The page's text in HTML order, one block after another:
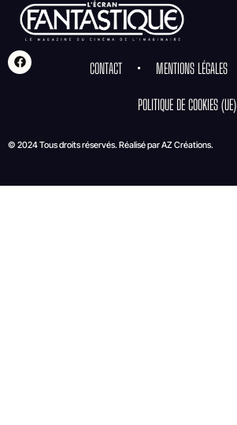
CONTACT MENTIONS LÉGALES
POLITIQUE DE COOKIES (UE)
© 2024 Tous droits réservés. Réalisé parAZ Créations.